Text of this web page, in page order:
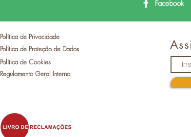
Facebook
Política de Privacidade
Política de Proteção de Dados
Política de Cookies
Regulamento Geral Interno